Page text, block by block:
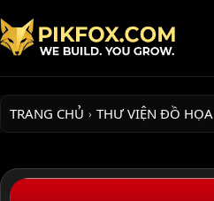
TRANG CHỦ › THƯ VIỆN ĐỒ HỌA